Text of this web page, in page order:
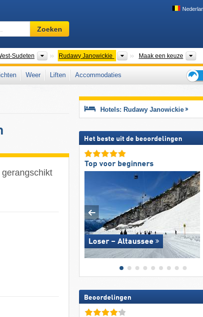
Skigebied,
regio,
…
Zoeken
Sudeten Overkoepelende Bergketens
Rudawy Janowickie Bergketens
Maak een keuze
Weer Liften
Accommodaties
voor
de
Hotels: Rudawy Janowickie
Het beste uit de beoordelingen
Top voor beginners
Loser – Altaussee
Beoordelingen